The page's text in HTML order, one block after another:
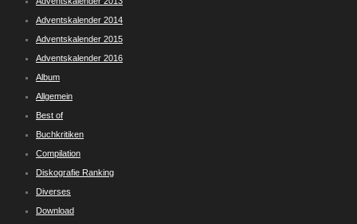
Adventskalender 2014
Adventskalender 2015
Adventskalender 2016
Album
Allgemein
Best of
Buchkritiken
Compilation
Diskografie Ranking
Diverses
Download